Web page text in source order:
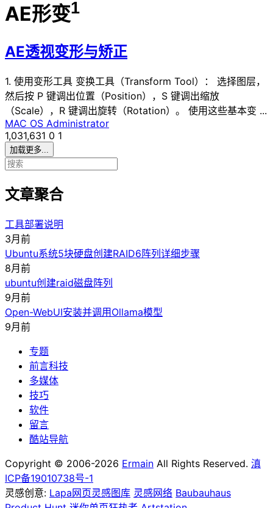
AE形变1
AE透视变形与矫正
1. 使用变形工具 变换工具（Transform Tool）： 选择图层，
然后按 P 键调出位置（Position），S 键调出缩放
（Scale），R 键调出旋转（Rotation）。 使用这些基本变 ...
MAC OS Administrator
1,031,631 0 1
加载更多...
文章聚合
工具部署说明
3月前
Ubuntu系统5块硬盘创建RAID6阵列详细步骤
8月前
ubuntu创建raid磁盘阵列
9月前
Open-WebUI安装并调用Ollama模型
9月前
专题
前言科技
多媒体
技巧
软件
留言
酷站导航
Copyright © 2006-2026 Ermain All Rights Reserved. 滇
ICP备19010738号-1
灵感创意: Lapa网页灵感图库 灵感网络 Baubauhaus